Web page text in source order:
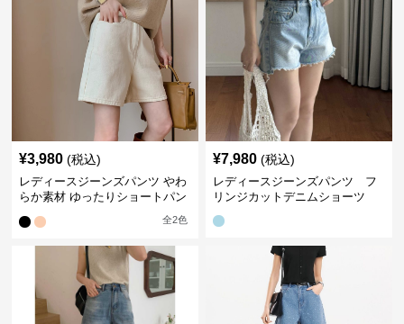
¥3,980 (税込)
レディースジーンズパンツ やわ
らか素材 ゆったりショートパン
全2色
¥7,980 (税込)
レディースジーンズパンツ フ
リンジカットデニムショーツ